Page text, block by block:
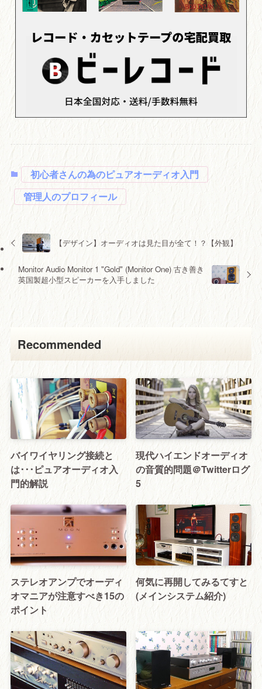
初心者さんの為のピュアオーディオ入門
管理人のプロフィール
【デザイン】オーディオは見た目が全て！？【外観】
Monitor Audio Monitor 1 "Gold" (Monitor One) 古き善き
英国製超小型スピーカーを入手しました
Recommended
バイワイヤリング接続と
は･･･ピュアオーディオ入
門的解説
現代ハイエンドオーディオ
の音質的問題＠Twitterログ
5
ステレオアンプでオーディ
オマニアが注意すべき15の
ポイント
何気に再開してみるてすと
(メインシステム紹介)